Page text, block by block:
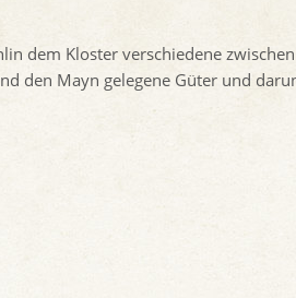
dem Kloster verschiedene zwischen
den Mayn gelegene Güter und